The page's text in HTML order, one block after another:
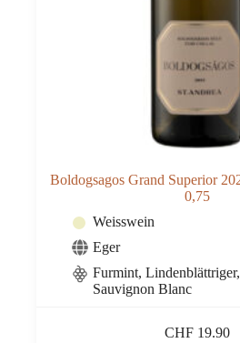
Boldogsagos Grand Superior
0,75
Weisswein
Eger
Furmint,
Sauvignon Blanc
CHF 19.90